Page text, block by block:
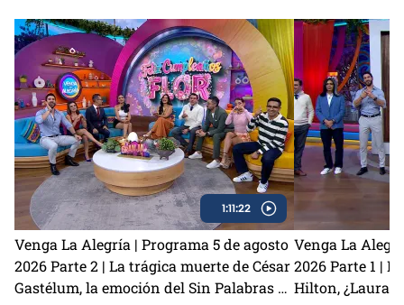
1:11:22
Venga La Alegría | Programa 5 de agosto
2026 Parte 2 | La trágica muerte de César
Gastélum, la emoción del Sin Palabras y
Venga La
2026 Parte 1 |
Hilton, ¿Laura